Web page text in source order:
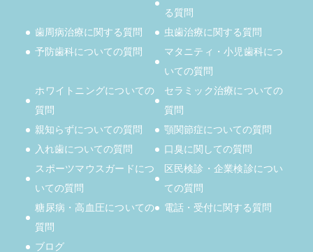
る質問
歯周病治療に関する質問
虫歯治療に関する質問
予防歯科についての質問
マタニティ・小児歯科につ
いての質問
ホワイトニングについての
質問
セラミック治療についての
質問
親知らずについての質問
顎関節症についての質問
入れ歯についての質問
口臭に関しての質問
スポーツマウスガードにつ
いての質問
区民検診・企業検診につい
ての質問
糖尿病・高血圧についての
質問
電話・受付に関する質問
ブログ